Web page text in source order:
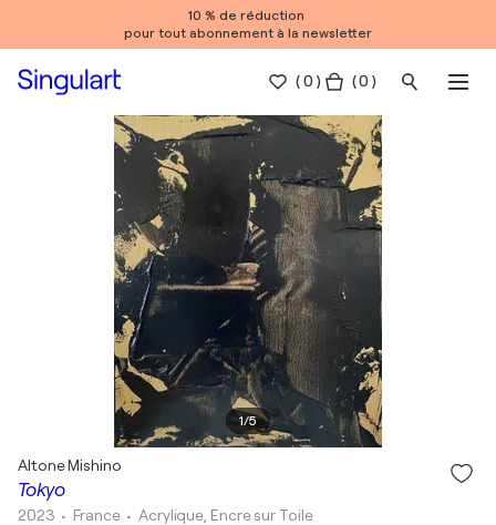
10 % de réduction
pour tout abonnement à la newsletter
(0 ) ( 0 )
1/5
Tokyo
Altone Mishino
2023 • France •Acrylique, Encre sur Toile